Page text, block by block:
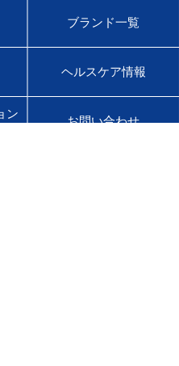
ブランド一覧
ヘルスケア情報
ン
お問い合わせ